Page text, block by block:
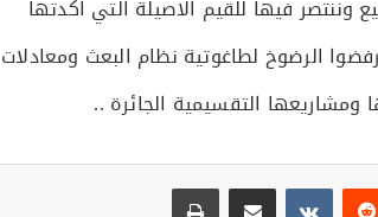
وننتصر فيها للقيم الاصيلة التي اكدتها
الرضوخ لطاغوتية نظام البعث ومعادلات
ومشاريعها التقسيمية الجائرة ..
‏Reddit
‏VKontakte مشاركة عبر البريد طباعة